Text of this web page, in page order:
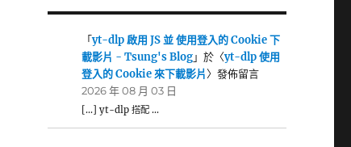
「yt-dlp 啟用 JS 並 使用登入的 Cookie 下
載影片 - Tsung's Blog」於〈yt-dlp 使用
登入的 Cookie 來下載影片〉發佈留言
2026 年 08 月 03 日
[…] yt-dlp 搭配 …